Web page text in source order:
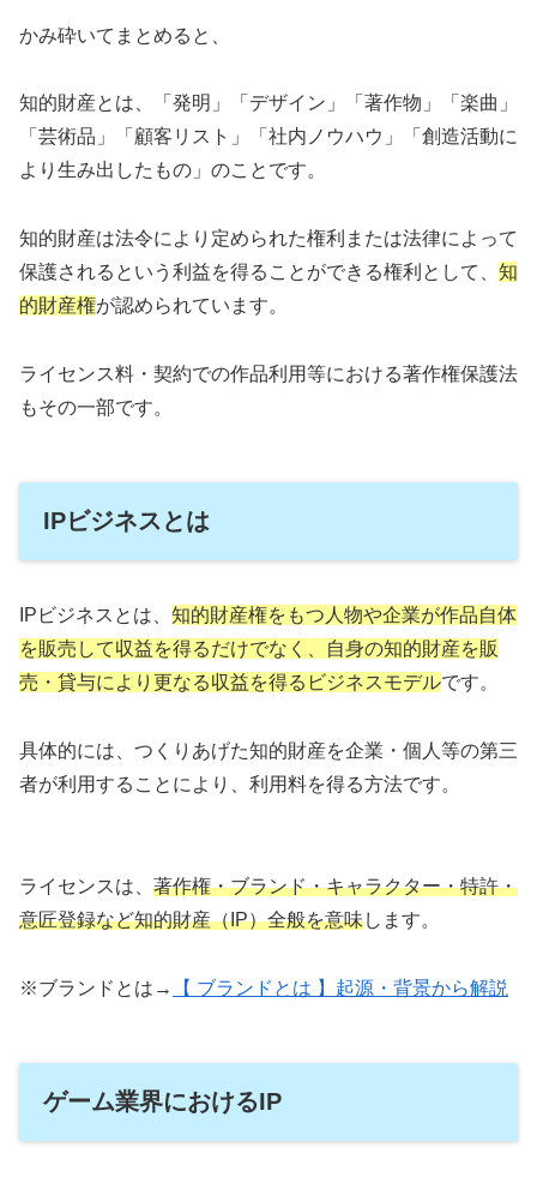
かみ砕いてまとめると、
知的財産とは、「発明」「デザイン」「著作物」「楽曲」
「芸術品」「顧客リスト」「社内ノウハウ」「創造活動に
より生み出したもの」のことです。
知的財産は法令により定められた権利または法律によって
保護されるという利益を得ることができる権利として、 知
的財産権が認められています。
ライセンス料・契約での作品利用等における著作権保護法
もその一部です。
IPビジネスとは
IPビジネスとは、 知的財産権をもつ人物や企業が作品自体
を販売して収益を得るだけでなく、自身の知的財産を販
売・貸与により更なる収益を得るビジネスモデルです。
具体的には、つくりあげた知的財産を企業・個人等の第三
者が利用することにより、利用料を得る方法です。
ライセンスは、 著作権・ブランド・キャラクター・特許・
意匠登録など知的財産（IP）全般を意味します。
※ブランドとは→ 【 ブランドとは 】起源・背景から解説
ゲーム業界におけるIP